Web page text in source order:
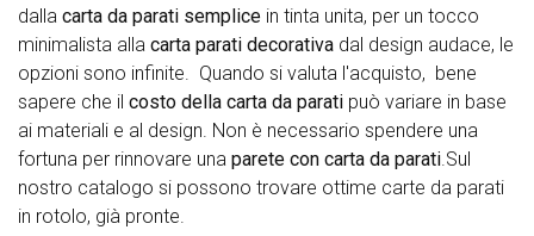
dalla carta da parati semplice in tinta unita, per un tocco
minimalista alla carta parati decorativa dal design audace, le
opzioni sono infinite. Quando si valuta l'acquisto, bene
sapere che il costo della carta da parati può variare in base
ai materiali e al design. Non è necessario spendere una
fortuna per rinnovare una parete con carta da parati .Sul
nostro catalogo si possono trovare ottime carte da parati
in rotolo, già pronte.